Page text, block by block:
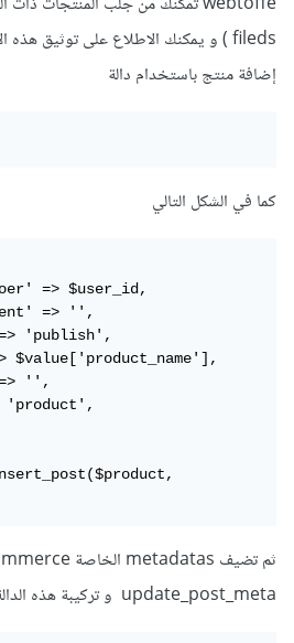
fileds ) و يمكنك الاطلاع على توثيق هذه الإضافة من
إضافة منتج باستخدام دالة
كما في الشكل التالي
update_post_meta و تركيبة هذه الدالة كالتالي